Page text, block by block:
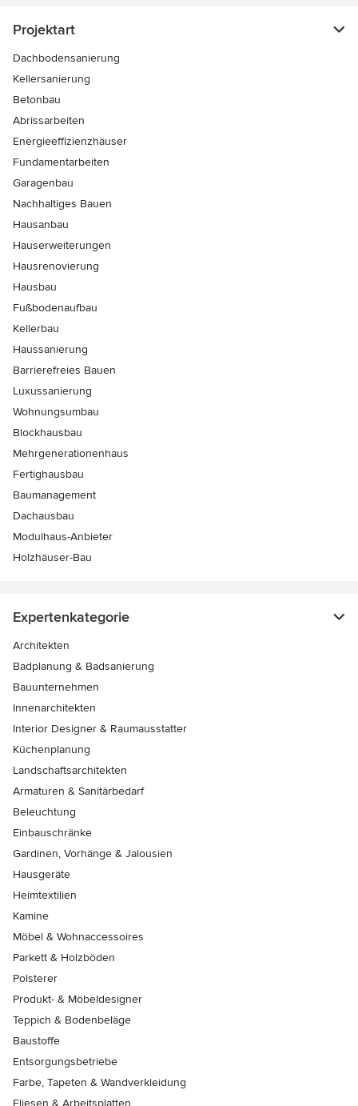
Projektart
Dachbodensanierung
Kellersanierung
Betonbau
Abrissarbeiten
Energieeffizienzhäuser
Fundamentarbeiten
Garagenbau
Nachhaltiges Bauen
Hausanbau
Hauserweiterungen
Hausrenovierung
Hausbau
Fußbodenaufbau
Kellerbau
Haussanierung
Barrierefreies Bauen
Luxussanierung
Wohnungsumbau
Blockhausbau
Mehrgenerationenhaus
Fertighausbau
Baumanagement
Dachausbau
Modulhaus-Anbieter
Holzhäuser-Bau
Expertenkategorie
Architekten
Badplanung & Badsanierung
Bauunternehmen
Innenarchitekten
Interior Designer & Raumausstatter
Küchenplanung
Landschaftsarchitekten
Armaturen & Sanitärbedarf
Beleuchtung
Einbauschränke
Gardinen, Vorhänge & Jalousien
Hausgeräte
Heimtextilien
Kamine
Möbel & Wohnaccessoires
Parkett & Holzböden
Polsterer
Produkt- & Möbeldesigner
Teppich & Bodenbeläge
Baustoffe
Entsorgungsbetriebe
Farbe, Tapeten & Wandverkleidung